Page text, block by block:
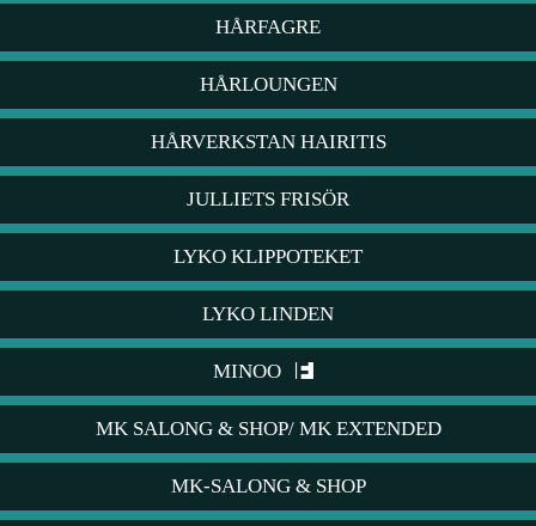
HÅRFAGRE
HÅRLOUNGEN
HÅRVERKSTAN HAIRITIS
JULLIETS FRISÖR
LYKO KLIPPOTEKET
LYKO LINDEN
MINOO
MK SALONG & SHOP/ MK EXTENDED
MK-SALONG & SHOP